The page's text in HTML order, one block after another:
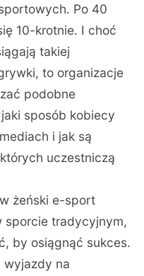
Po 40
10-krotnie. I choć
takiej
to organizacje
podobne
sposób kobiecy
i jak są
uczestniczą
żeński e-sport
sporcie tradycyjnym,
by osiągnąć sukces.
wyjazdy na